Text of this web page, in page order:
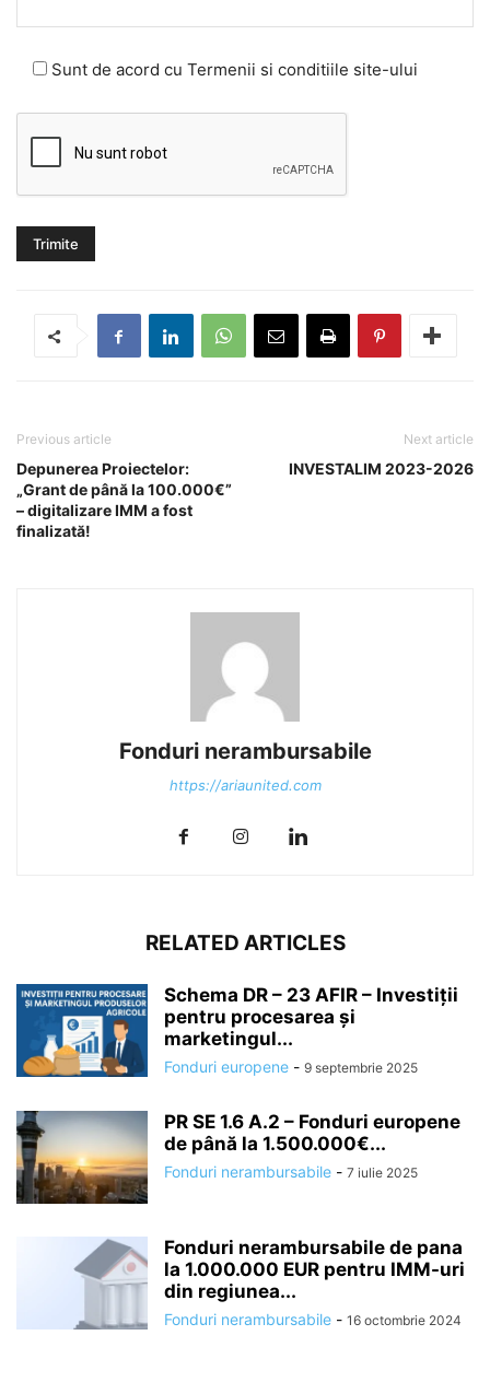
Sunt de acord cu Termenii si conditiile site-ului
Previous article
Depunerea Proiectelor:
„Grant de până la 100.000€”
– digitalizare IMM a fost
finalizată!
Next article
INVESTALIM 2023-2026
Fonduri nerambursabile
https://ariaunited.com
RELATED ARTICLES
Schema DR – 23 AFIR – Investiții
pentru procesarea și
marketingul...
Fonduri europene - 9 septembrie 2025
PR SE 1.6 A.2 – Fonduri europene
de până la 1.500.000€...
Fonduri nerambursabile - 7 iulie 2025
Fonduri nerambursabile de pana
la 1.000.000 EUR pentru IMM-uri
din regiunea...
Fonduri nerambursabile - 16 octombrie 2024